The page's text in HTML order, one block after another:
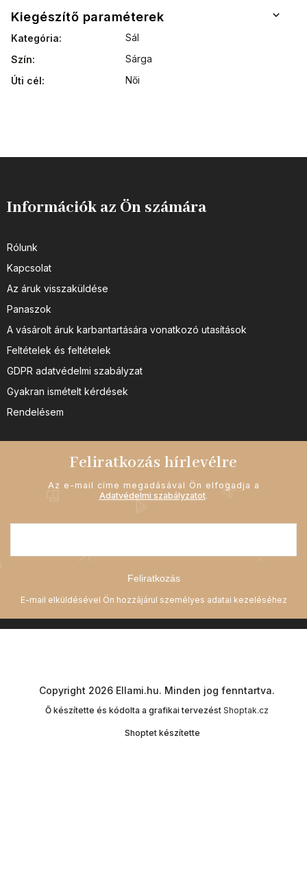
Kiegészítő paraméterek
Kategória:
Sál
Szín:
Sárga
Úti cél: Női
Információk az Ön számára
Rólunk
Kapcsolat
Az áruk visszaküldése
Panaszok
A vásárolt áruk karbantartására vonatkozó utasítások
Feltételek és feltételek
GDPR adatvédelmi szabályzat
Gyakran ismételt kérdések
Rendelésem
Feliratkozás hírlevélre
Az e-mail címe megadásával Ön elfogadja a
Adatvédelmi szabályzatot.
Feliratkozás
Shoptet készítette
Copyright 2026 Ellami.hu. Minden jog fenntartva.
Ő készítette és kódolta a grafikai tervezést Shoptak.cz